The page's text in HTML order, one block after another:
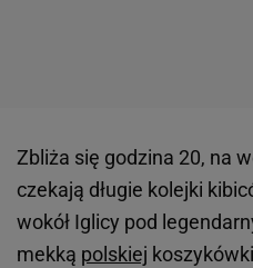
Zbliża się godzina 20, na
czekają długie kolejki
wokół Iglicy pod
mekką polskiej